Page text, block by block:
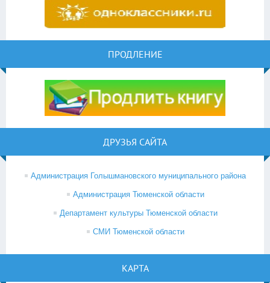
ПРОДЛЕНИЕ
ДРУЗЬЯ САЙТА
Администрация Голышмановского муниципального района
Администрация Тюменской области
Департамент культуры Тюменской области
СМИ Тюменской области
КАРТА